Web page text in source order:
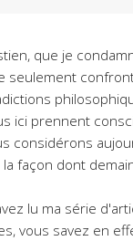
que je
seulement
ici prennent
considérons
façon dont
lu ma série
vous savez en